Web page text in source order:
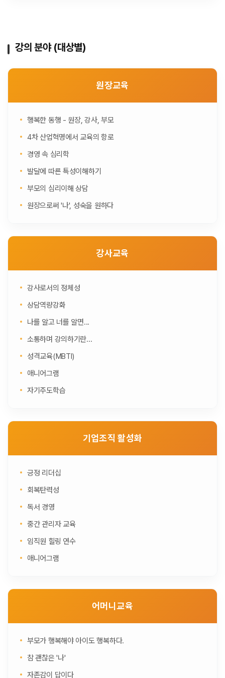
강의 분야 (대상별)
원장교육
행복한 동행 - 원장, 강사, 부모
4차 산업혁명에서 교육의 항로
경영 속 심리학
발달에 따른 특성이해하기
부모의 심리이해 상담
원장으로써 '나', 성숙을 원하다
강사교육
강사로서의 정체성
상담역량강화
나를 알고 너를 알면...
소통하며 강의하기란...
성격교육(MBTI)
애니어그램
자기주도학습
기업조직 활성화
긍정 리더십
회복탄력성
독서 경영
중간 관리자 교육
임직원 힐링 연수
애니어그램
어머니교육
부모가 행복해야 아이도 행복하다.
참 괜찮은 '나'
자존감이 답이다